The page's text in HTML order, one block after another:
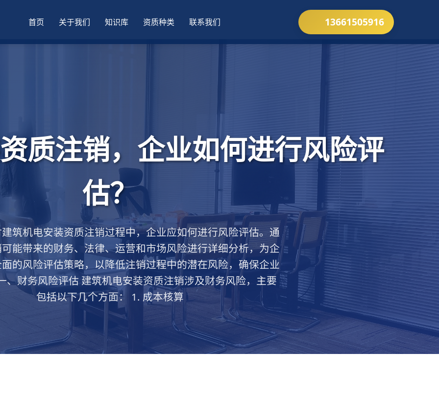
首页 关于我们 知识库 资质种类 联系我们 13661505916
质注销，企业如何进行风险评
估？
筑机电安装资质注销过程中，企业应如何进行风险评估。通
能带来的财务、法律、运营和市场风险进行详细分析，为企
的风险评估策略，以降低注销过程中的潜在风险，确保企业
、财务风险评估 建筑机电安装资质注销涉及财务风险，主要
包括以下几个方面： 1. 成本核算